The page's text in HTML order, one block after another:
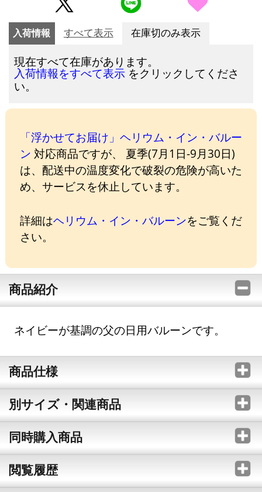
入荷情報 すべて表示 在庫切のみ表示
現在すべて在庫があります。
入荷情報をすべて表示 をクリックしてくださ
い。
「浮かせてお届け」ヘリウム・イン・バルー
ン 対応商品ですが、 夏季(7月1日-9月30日)
は、配送中の温度変化で破裂の危険が高いた
め、サービスを休止しています。
詳細はヘリウム・イン・バルーンをご覧くだ
さい。
商品紹介
ネイビーが基調の父の日用バルーンです。
商品仕様
別サイズ・関連商品
同時購入商品
閲覧履歴